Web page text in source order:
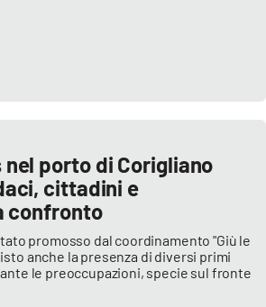
nel porto di Corigliano
cittadini e
confronto
promosso dal coordinamento "Giù le
anche la presenza di diversi primi
le preoccupazioni, specie sul fronte